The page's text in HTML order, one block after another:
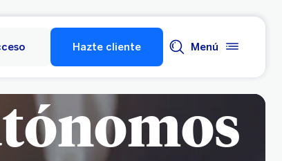
Hazte cliente Menú